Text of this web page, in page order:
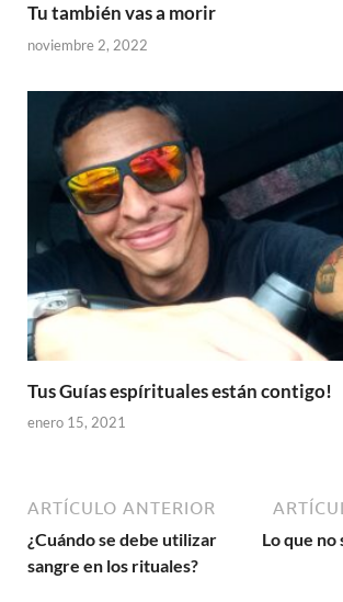
Tu también vas a morir
noviembre 2, 2022
Tus Guías espírituales están contigo!
enero 15, 2021
ARTÍCULO ANTERIOR
¿Cuándo se debe utilizar
sangre en los rituales?
Lo que no